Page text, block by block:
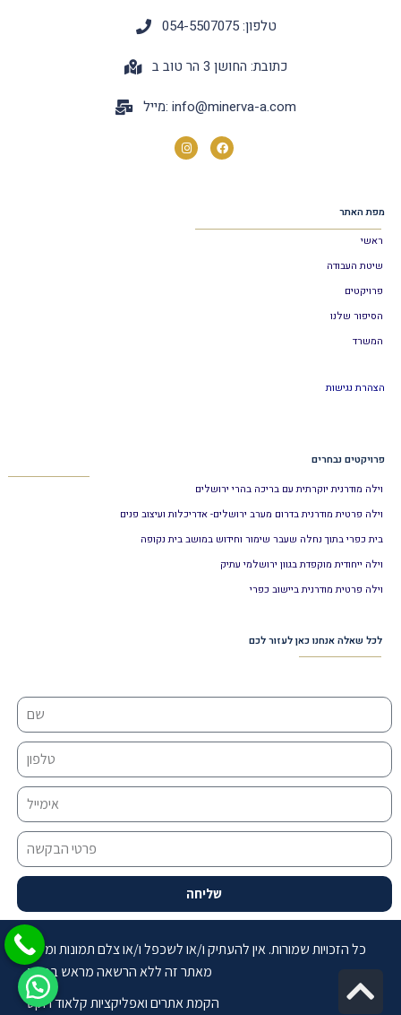
טלפון: 054-5507075
כתובת: החושן 3 הר טוב ב
מייל: info@minerva-a.com
מפת האתר
ראשי
שיטת העבודה
פרויקטים
הסיפור שלנו
המשרד
הצהרת נגישות
פרויקטים נבחרים
וילה מודרנית יוקרתית עם בריכה בהרי ירושלים
וילה פרטית מודרנית בדרום מערב ירושלים- אדריכלות ועיצוב פנים
בית כפרי בתוך נחלה שעבר שימור וחידוש במושב בית נקופה
וילה ייחודית מוקפדת בגוון ירושלמי עתיק
וילה פרטית מודרנית ביישוב כפרי
לכל שאלה אנחנו כאן לעזור לכם
שליחה
כל הזכויות שמורות. אין להעתיק ו/או לשכפל ו/או צלם תמונות ומידע
מאתר זה ללא הרשאה מראש בכתב
הקמת אתרים ואפליקציות קלאוד רוקט